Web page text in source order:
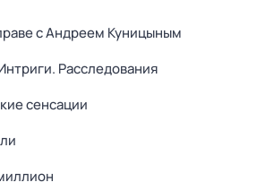
с Андреем Куницыным
Расследования
сенсации